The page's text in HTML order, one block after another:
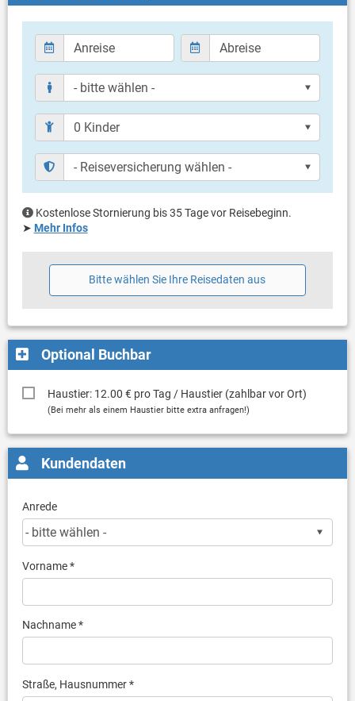
Kostenlose Stornierung bis 35 Tage vor Reisebeginn.
➤ Mehr Infos
Bitte wählen Sie Ihre Reisedaten aus
Optional Buchbar
Haustier: 12.00 € pro Tag / Haustier (zahlbar vor Ort)
(Bei mehr als einem Haustier bitte extra anfragen!)
Kundendaten
Anrede
Vorname *
Nachname *
Straße, Hausnummer *